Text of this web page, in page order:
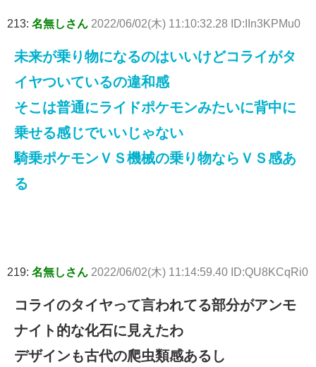
213: 名無しさん 2022/06/02(木) 11:10:32.28 ID:IIn3KPMu0
未来が乗り物になるのはいいけどコライがタ
イヤついているの違和感
そこは普通にライドポケモンみたいに背中に
乗せる感じでいいじゃない
騎乗ポケモンＶＳ機械の乗り物ならＶＳ感あ
る
219: 名無しさん 2022/06/02(木) 11:14:59.40 ID:QU8KCqRi0
コライのタイヤって言われてる部分がアンモ
ナイト的な化石に見えたわ
デザインも古代の爬虫類感あるし